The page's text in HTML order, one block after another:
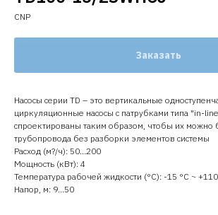
CNP
Заказать
Насосы серии TD – это вертикальные
циркуляционные насосы с патрубками типа "in-
спроектированы таким образом, чтобы их можно
трубопровода без разборки элементов системы
Расход (м?/ч): 50…200
Мощность (кВт): 4
Температура рабочей жидкости (°C): -15 °С ~
Напор, м: 9…50